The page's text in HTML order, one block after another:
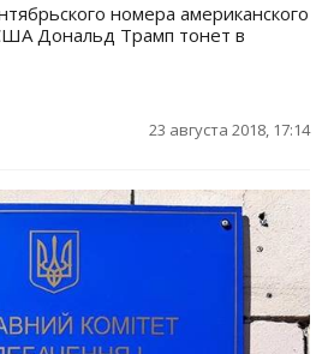
номера американского
Дональд Трамп тонет в
23 августа 2018, 17:14